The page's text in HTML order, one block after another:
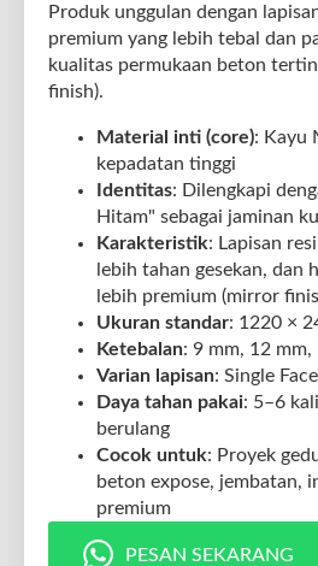
Produk unggulan dengan
premium yang lebih tebal dan
kualitas permukaan beton
finish).
Material inti (core): Kayu
kepadatan tinggi
Identitas: Dilengkapi
Hitam" sebagai jaminan
Karakteristik: Lapisan
lebih tahan gesekan, dan
lebih premium (mirror
Ukuran standar: 1220 ×
Ketebalan: 9 mm, 12
Varian lapisan: Single
Daya tahan pakai: 5–6
berulang
Cocok untuk: Proyek
beton expose, jembatan,
premium
PESAN SEKARANG